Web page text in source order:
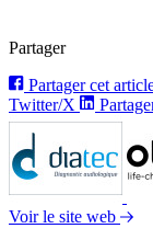
Partager
Partager cet
Twitter/X
Voir le site web